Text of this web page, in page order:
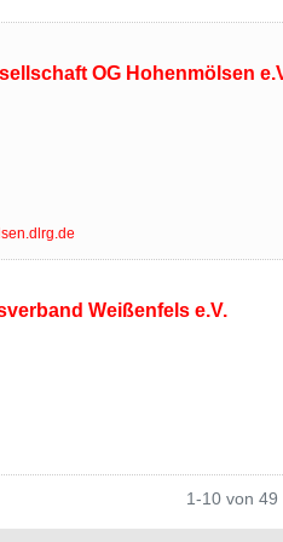
OG Hohenmölsen
Weißenfels e.V.
1-10 von 49